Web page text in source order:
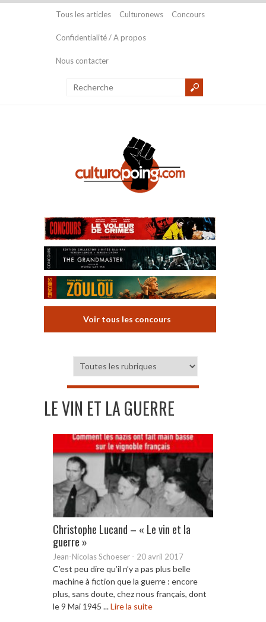
Tous les articles Culturonews Concours
Confidentialité / A propos
Nous contacter
Voir tous les concours
LE VIN ET LA GUERRE
Christophe Lucand – « Le vin et la
guerre »
Jean-Nicolas Schoeser - 20 avril 2017
C’est peu dire qu’il n’y a pas plus belle
machine à fiction que la guerre : encore
plus, sans doute, chez nous français, dont
le 9 Mai 1945 ...Lire la suite